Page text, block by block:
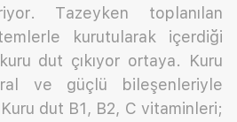
Tazeyken toplanılan
kurutularak içerdiği
kuru dut çıkıyor ortaya. Kuru
ve güçlü bileşenleriyle
dut B1, B2, C vitaminleri;